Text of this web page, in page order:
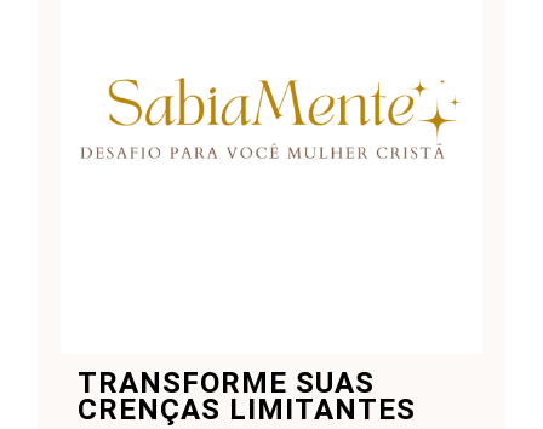
TRANSFORME SUAS
CRENÇAS LIMITANTES